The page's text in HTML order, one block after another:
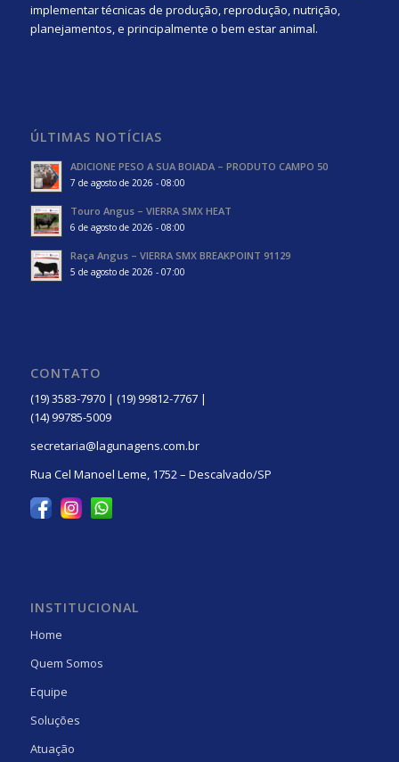
implementar técnicas de produção, reprodução, nutrição,
planejamentos, e principalmente o bem estar animal.
ÚLTIMAS NOTÍCIAS
ADICIONE PESO A SUA BOIADA – PRODUTO CAMPO 50
7 de agosto de 2026 - 08:00
Touro Angus – VIERRA SMX HEAT
6 de agosto de 2026 - 08:00
Raça Angus – VIERRA SMX BREAKPOINT 91129
5 de agosto de 2026 - 07:00
CONTATO
(19) 3583-7970 | (19) 99812-7767 |
(14) 99785-5009
secretaria@lagunagens.com.br
Rua Cel Manoel Leme, 1752 – Descalvado/SP
INSTITUCIONAL
Home
Quem Somos
Equipe
Soluções
Atuação